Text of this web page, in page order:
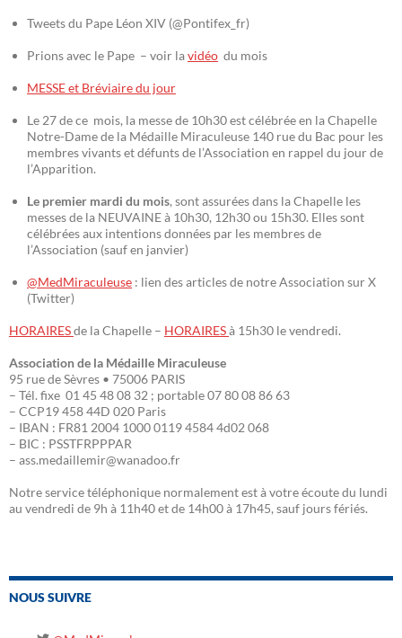
Tweets du Pape Léon XIV (@Pontifex_fr)
Prions avec le Pape – voir lavidéo du mois
MESSE et Bréviaire du jour
Le 27 de ce mois, la messe de 10h30 est célébrée en la Chapelle
Notre-Dame de la Médaille Miraculeuse 140 rue du Bac pour les
membres vivants et défunts de l’Association en rappel du jour de
l’Apparition.
Le premier mardi du mois, sont assurées dans la Chapelle les
messes de la NEUVAINE à 10h30, 12h30 ou 15h30. Elles sont
célébrées aux intentions données par les membres de
l’Association (sauf en janvier)
@MedMiraculeuse : lien des articles de notre Association sur X
(Twitter)
HORAIRESde la Chapelle – HORAIRESà 15h30 le vendredi.
Association de la Médaille Miraculeuse
95 rue de Sèvres • 75006 PARIS
– Tél. fixe 01 45 48 08 32 ; portable 07 80 08 86 63
– CCP19 458 44D 020 Paris
– IBAN : FR81 2004 1000 0119 4584 4d02 068
– BIC : PSSTFRPPPAR
– ass.medaillemir@wanadoo.fr
Notre service téléphonique normalement est à votre écoute du lundi
au vendredi de 9h à 11h40 et de 14h00 à 17h45, sauf jours fériés.
NOUS SUIVRE